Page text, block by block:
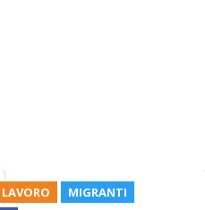
LAVORO
MIGRANTI